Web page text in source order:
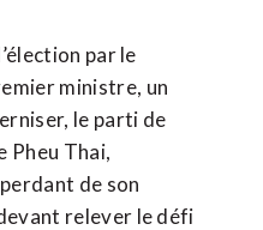
par le
ministre, un
le parti de
Pheu Thai,
de son
relever le défi